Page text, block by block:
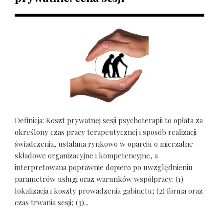
Definicja: Koszt prywatnej sesji psychoterapii to opłata za
określony czas pracy terapeutycznej i sposób realizacji
świadczenia, ustalana rynkowo w oparciu o mierzalne
składowe organizacyjne i kompetencyjne, a
interpretowana poprawnie dopiero po uwzględnieniu
parametrów usługi oraz warunków współpracy: (1)
lokalizacja i koszty prowadzenia gabinetu; (2) forma oraz
czas trwania sesji; (3)...